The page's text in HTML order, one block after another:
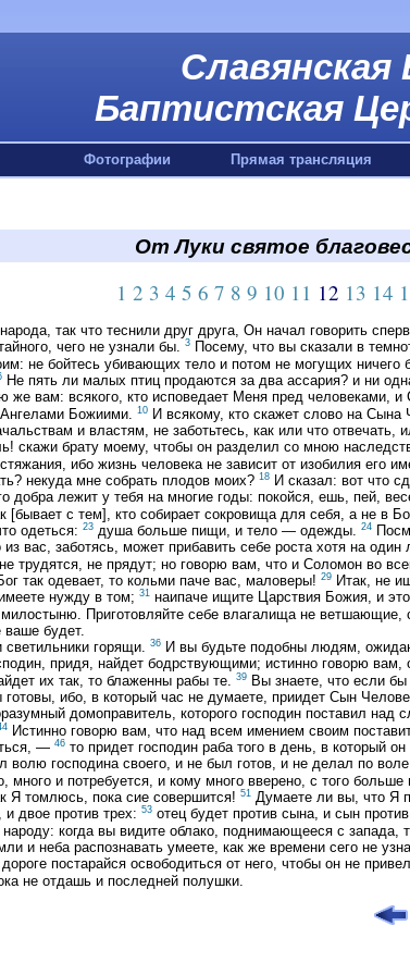
Славянская
Баптистская
Фотографии Прямая трансляция
От Луки святое
1 2 3 4 5 6 7 8 9 10 11 12 13 14
так что теснили друг друга, Он начал говорить
чего не узнали бы. 3 Посему, что вы сказали в
не бойтесь убивающих тело и потом не могущих ничего
Не пять ли малых птиц продаются за два ассария? и ни
же вам: всякого, кто исповедает Меня пред человеками,
Божиими.
10 И всякому, кто скажет слово на Сына
и властям, не заботьтесь, как или что отвечать,
скажи брату моему, чтобы он разделил со мною
ибо жизнь человека не зависит от изобилия его
некуда мне собрать плодов моих? 18 И сказал: вот что
добра лежит у тебя на многие годы: покойся, ешь, пей,
[бывает с тем], кто собирает сокровища для себя, а не в
одеться: 23 душа больше пищи, и тело — одежды. 24
из вас, заботясь, может прибавить себе роста хотя на один
трудятся, не прядут; но говорю вам, что и Соломон во
так одевает, то кольми паче вас, маловеры! 29 Итак, не
нужду в том; 31 наипаче ищите Царствия Божия, и
Приготовляйте себе влагалища не
будет.
горящи. 36 И вы будьте подобны людям,
придя, найдет бодрствующими; истинно говорю
их так, то блаженны рабы те.
39 Вы знаете, что если
ибо, в который час не думаете, приидет Сын
домоправитель, которого господин поставил
Истинно говорю вам, что над всем имением своим поставит
— 46 то придет господин раба того в день, в который
волю господина своего, и не был готов, и не делал по
много и потребуется, и кому много вверено, с того больше
Я томлюсь, пока сие совершится! 51 Думаете ли вы, что Я
и двое против трех: 53 отец будет против сына, и сын
когда вы видите облако, поднимающееся с запада,
и неба распознавать умеете, как же времени сего не
постарайся освободиться от него, чтобы он не
не отдашь и последней полушки.